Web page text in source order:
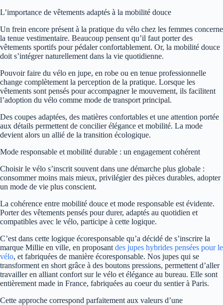
L’importance de vêtements adaptés à la mobilité douce
Un frein encore présent à la pratique du vélo chez les femmes concerne
la tenue vestimentaire. Beaucoup pensent qu’il faut porter des
vêtements sportifs pour pédaler confortablement. Or, la mobilité douce
doit s’intégrer naturellement dans la vie quotidienne.
Pouvoir faire du vélo en jupe, en robe ou en tenue professionnelle
change complètement la perception de la pratique. Lorsque les
vêtements sont pensés pour accompagner le mouvement, ils facilitent
l’adoption du vélo comme mode de transport principal.
Des coupes adaptées, des matières confortables et une attention portée
aux détails permettent de concilier élégance et mobilité. La mode
devient alors un allié de la transition écologique.
Mode responsable et mobilité durable : un engagement cohérent
Choisir le vélo s’inscrit souvent dans une démarche plus globale :
consommer moins mais mieux, privilégier des pièces durables, adopter
un mode de vie plus conscient.
La cohérence entre mobilité douce et mode responsable est évidente.
Porter des vêtements pensés pour durer, adaptés au quotidien et
compatibles avec le vélo, participe à cette logique.
C’est dans cette logique écoresponsable qu’a décidé de s’inscrire la
marque Millie en ville, en proposant des jupes hybrides pensées pour le
vélo, et fabriquées de manière écoresponsable. Nos jupes qui se
transforment en short grâce à des boutons pressions, permettent d’aller
travailler en alliant confort sur le vélo et élégance au bureau. Elle sont
entièrement made in France, fabriquées au coeur du sentier à Paris.
Cette approche correspond parfaitement aux valeurs d’une